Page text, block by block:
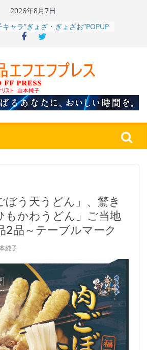
2026年8月7日
アで作者にご挨拶、新作”れいと
～こ～”を知る
わやかフレーバー「CHEESE
YELLOW」復刻発売中
で無かった大盛！水から簡単レン
わもちめん！！「冷凍 日清の
兵衛 大盛 きつねうどん」
肉うどん」
食品冷凍、背油の旨み・コク深い
」
ぼう天うどん」、驚き
もかわうどん」ご当地
2品～テーブルマーク
純子